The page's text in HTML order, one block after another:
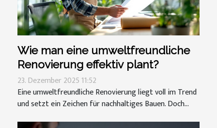
Wie man eine umweltfreundliche
Renovierung effektiv plant?
23. Dezember 2025 11:52
Eine umweltfreundliche Renovierung liegt voll im Trend
und setzt ein Zeichen für nachhaltiges Bauen. Doch...